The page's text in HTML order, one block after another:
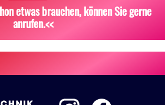
etwas brauchen, können Sie gerne
anrufen.<<